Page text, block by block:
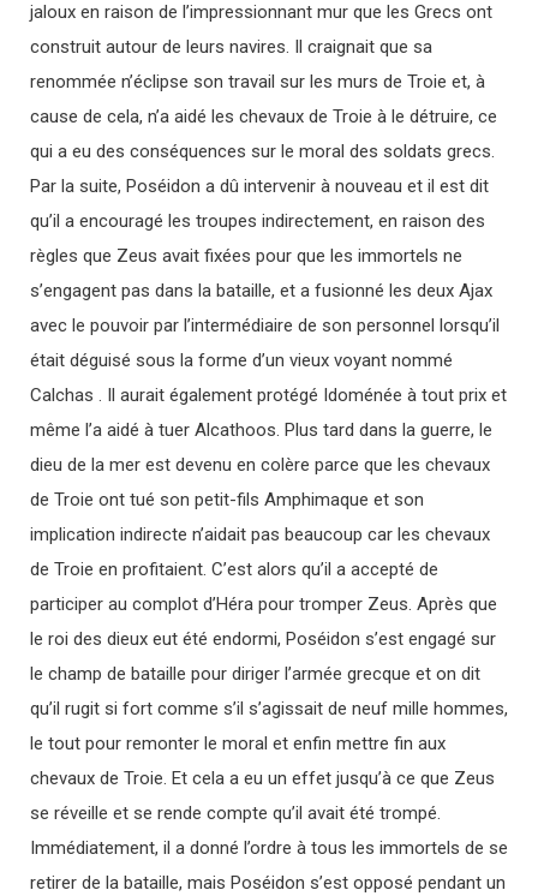
jaloux en raison de l’impressionnant mur que les Grecs ont
construit autour de leurs navires. Il craignait que sa
renommée n’éclipse son travail sur les murs de Troie et, à
cause de cela, n’a aidé les chevaux de Troie à le détruire, ce
qui a eu des conséquences sur le moral des soldats grecs.
Par la suite, Poséidon a dû intervenir à nouveau et il est dit
qu’il a encouragé les troupes indirectement, en raison des
règles que Zeus avait fixées pour que les immortels ne
s’engagent pas dans la bataille, et a fusionné les deux Ajax
avec le pouvoir par l’intermédiaire de son personnel lorsqu’il
était déguisé sous la forme d’un vieux voyant nommé
Calchas . Il aurait également protégé Idoménée à tout prix et
même l’a aidé à tuer Alcathoos. Plus tard dans la guerre, le
dieu de la mer est devenu en colère parce que les chevaux
de Troie ont tué son petit-fils Amphimaque et son
implication indirecte n’aidait pas beaucoup car les chevaux
de Troie en profitaient. C’est alors qu’il a accepté de
participer au complot d’Héra pour tromper Zeus. Après que
le roi des dieux eut été endormi, Poséidon s’est engagé sur
le champ de bataille pour diriger l’armée grecque et on dit
qu’il rugit si fort comme s’il s’agissait de neuf mille hommes,
le tout pour remonter le moral et enfin mettre fin aux
chevaux de Troie. Et cela a eu un effet jusqu’à ce que Zeus
se réveille et se rende compte qu’il avait été trompé.
Immédiatement, il a donné l’ordre à tous les immortels de se
retirer de la bataille, mais Poséidon s’est opposé pendant un